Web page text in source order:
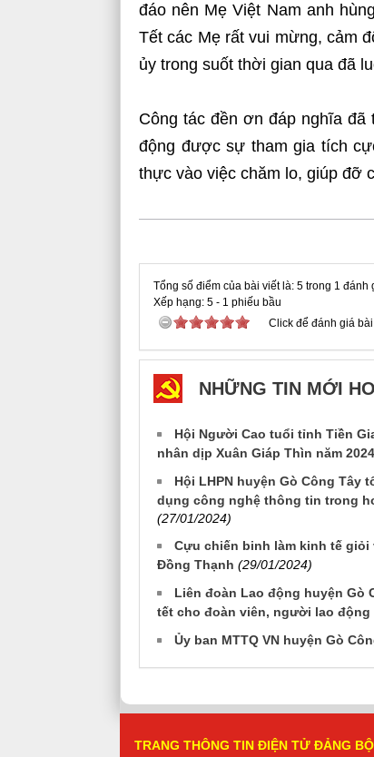
đáo nên Mẹ Việt Nam anh
Tết các Mẹ rất vui mừng, cảm
ủy trong suốt thời gian qua đã
Công tác đền ơn đáp nghĩa
động được sự tham gia tích
thực vào việc chăm lo, giúp đỡ
Tổng số điểm của bài viết là: 5 trong 1 đánh
Xếp hạng: 5 - 1 phiếu bầu
Click để đánh giá
NHỮNG TIN MỚI
Hội Người Cao tuổi tỉnh Tiền
nhân dịp Xuân Giáp Thìn năm 2024
Hội LHPN huyện Gò Công
dụng công nghệ thông tin trong
(27/01/2024)
Cựu chiến binh làm kinh tế
Đồng Thạnh (29/01/2024)
Liên đoàn Lao động huyện Gò
tết cho đoàn viên, người lao động
Ủy ban MTTQ VN huyện Gò
TRANG THÔNG TIN ĐIỆN TỬ ĐẢNG